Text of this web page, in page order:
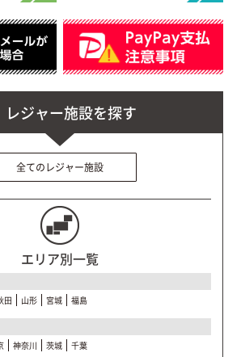
全てのレジャー施設
エリア別一覧
田 山形 宮城 福島
神奈川 茨城 千葉